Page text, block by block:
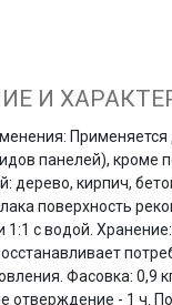
И
Применяется
панелей), кроме
дерево, кирпич,
поверхность
1:1 с водой.
Фасовка: 0,9
отверждение - 1 ч.